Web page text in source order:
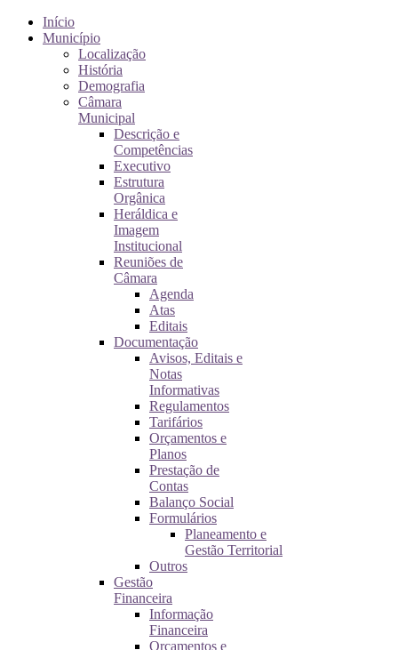
Início
Município
Localização
História
Demografia
Câmara
Municipal
Descrição e
Competências
Executivo
Estrutura
Orgânica
Heráldica e
Imagem
Institucional
Reuniões de
Câmara
Agenda
Atas
Editais
Documentação
Avisos, Editais e
Notas
Informativas
Regulamentos
Tarifários
Orçamentos e
Planos
Prestação de
Contas
Balanço Social
Formulários
Planeamento e
Gestão Territorial
Outros
Gestão
Financeira
Informação
Financeira
Orçamentos e